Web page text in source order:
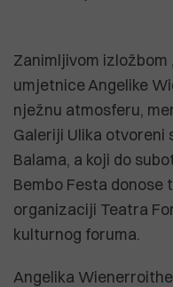
Zanimljivom izložbom
umjetnice Angelike
nježnu atmosferu,
Galeriji Ulika otvoreni
Balama, a koji do
Bembo Festa donose
organizaciji Teatra
kulturnog foruma.
Angelika